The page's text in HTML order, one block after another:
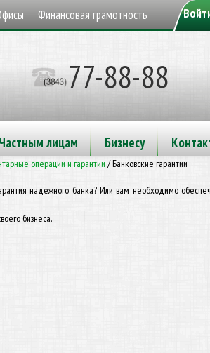
Финансовая грамотность
77-88-88
Частным лицам Бизнесу
операции и гарантии /Банковские гарантии
надежного банка? Или вам необходимо
бизнеса.